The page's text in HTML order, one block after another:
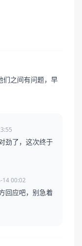
们之间有问题，早
劲了，这次终于
14 00:02
回应吧，别急着